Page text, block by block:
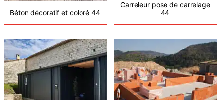
Béton décoratif et coloré 44
Carreleur pose de carrelage
44